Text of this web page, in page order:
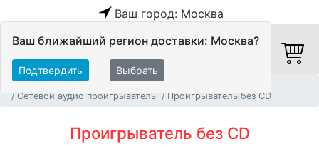
Ваш город: Москва
Ваш ближайший регион доставки: Москва?
Подтвердить Выбрать
Сетевой аудио проигрыватель
Проигрыватель без CD
Проигрыватель без CD